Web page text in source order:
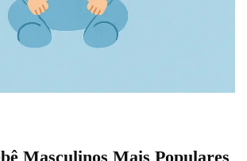
Masculinos Mais Populares